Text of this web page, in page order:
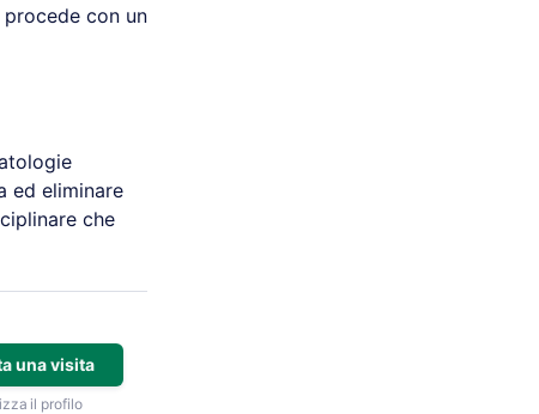
procede con un
ed eliminare
che
una visita
il profilo